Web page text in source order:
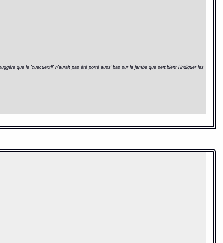
que le 'cuecuextli' n'aurait pas été porté aussi bas sur la jambe que semblent l'indiquer les